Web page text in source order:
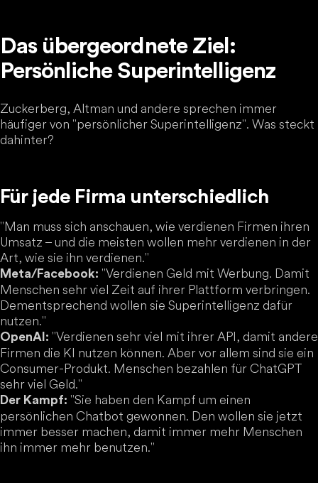
Das übergeordnete Ziel:
Persönliche Superintelligenz
Zuckerberg, Altman und andere sprechen immer
häufiger von "persönlicher Superintelligenz". Was steckt
dahinter?
Für jede Firma unterschiedlich
"Man muss sich anschauen, wie verdienen Firmen ihren
Umsatz – und die meisten wollen mehr verdienen in der
Art, wie sie ihn verdienen."
Meta/Facebook: "Verdienen Geld mit Werbung. Damit
Menschen sehr viel Zeit auf ihrer Plattform verbringen.
Dementsprechend wollen sie Superintelligenz dafür
nutzen."
OpenAI: "Verdienen sehr viel mit ihrer API, damit andere
Firmen die KI nutzen können. Aber vor allem sind sie ein
Consumer-Produkt. Menschen bezahlen für ChatGPT
sehr viel Geld."
Der Kampf: "Sie haben den Kampf um einen
persönlichen Chatbot gewonnen. Den wollen sie jetzt
immer besser machen, damit immer mehr Menschen
ihn immer mehr benutzen."